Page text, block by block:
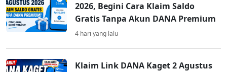
2026, Begini Cara Klaim Saldo
Gratis Tanpa Akun DANA Premium
4 hari yang lalu
Klaim Link DANA Kaget 2 Agustus